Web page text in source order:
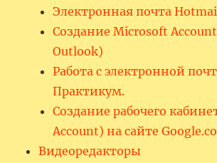
Электронная почта
Создание Microsoft
Outlook)
Работа с электронной
Практикум.
Создание рабочего
Account) на сайте
Видеоредакторы